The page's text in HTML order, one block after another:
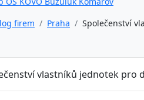
firem Praha Společenství
vlastníků jednotek pro